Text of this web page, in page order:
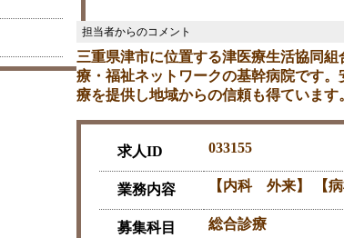
三重県津市に位置する津医療生活協同組
療・福祉ネットワークの基幹病院です。
療を提供し地域からの信頼も得ています
求人ID 033155
業務内容 【内科 外来】 【病
募集科目 総合診療